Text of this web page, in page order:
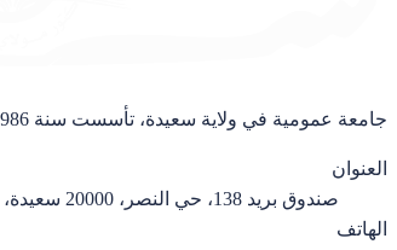
جامعة عمومية في ولاية سعيدة، تأسست سنة 1986. ثماني كلّيات وستة وعشرون قسماً.
العنوان
صندوق بريد 138، حي النصر، 20000 سعيدة، الجزائر
الهاتف